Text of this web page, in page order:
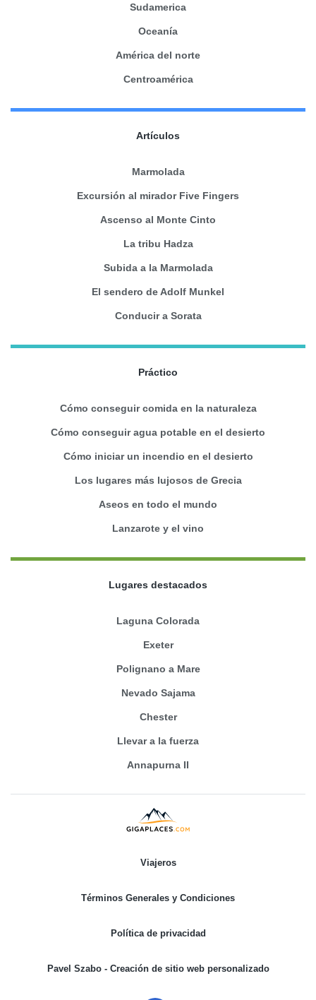
Sudamerica
Oceanía
América del norte
Centroamérica
Artículos
Marmolada
Excursión al mirador Five Fingers
Ascenso al Monte Cinto
La tribu Hadza
Subida a la Marmolada
El sendero de Adolf Munkel
Conducir a Sorata
Práctico
Cómo conseguir comida en la naturaleza
Cómo conseguir agua potable en el desierto
Cómo iniciar un incendio en el desierto
Los lugares más lujosos de Grecia
Aseos en todo el mundo
Lanzarote y el vino
Lugares destacados
Laguna Colorada
Exeter
Polignano a Mare
Nevado Sajama
Chester
Llevar a la fuerza
Annapurna II
Viajeros
Términos Generales y Condiciones
Política de privacidad
Pavel Szabo - Creación de sitio web personalizado